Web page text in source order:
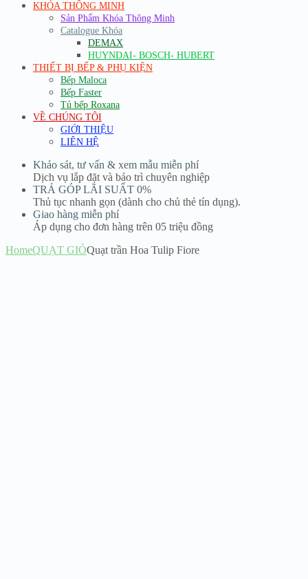
KHÓA THÔNG MINH
Sản Phẩm Khóa Thông Minh
Catalogue Khóa
DEMAX
HUYNDAI- BOSCH- HUBERT
THIẾT BỊ BẾP & PHỤ KIỆN
Bếp Maloca
Bếp Faster
Tủ bếp Roxana
VỀ CHÚNG TÔI
GIỚI THIỆU
LIÊN HỆ
Khảo sát, tư vấn & xem mẫu miễn phí
Dịch vụ lắp đặt và bảo trì chuyên nghiệp
TRẢ GÓP LÃI SUẤT 0%
Thủ tục nhanh gọn (dành cho chủ thẻ tín dụng).
Giao hàng miễn phí
Áp dụng cho đơn hàng trên 05 triệu đồng
HomeQUẠT GIÓQuạt trần Hoa Tulip Fiore